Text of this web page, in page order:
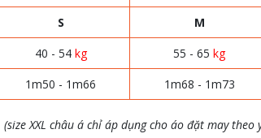
S M
40 - 54 kg 55 - 65kg
1m50 - 1m66 1m68 - 1m73
(size XXL châu á chỉ áp dụng cho áo đặt may theo